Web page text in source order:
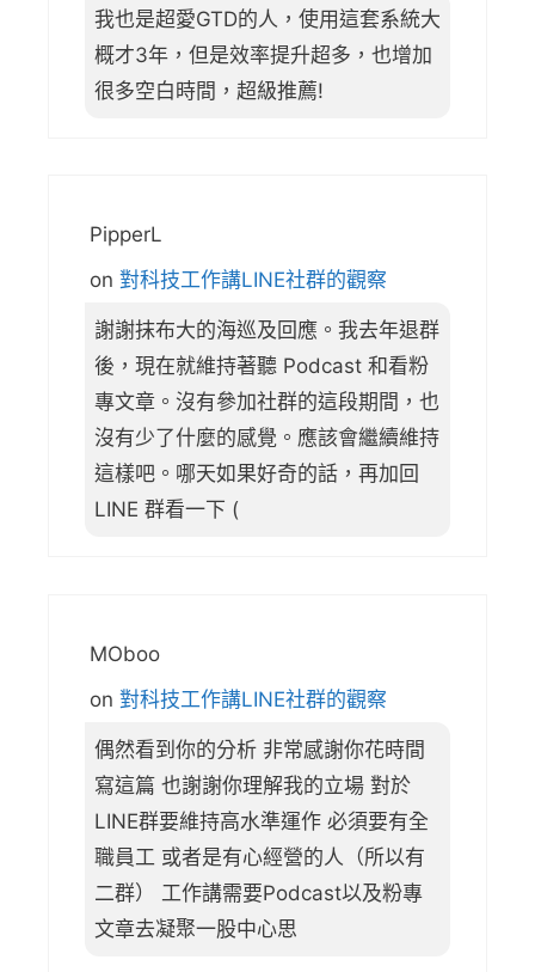
我也是超愛GTD的人，使用這套系統大
概才3年，但是效率提升超多，也增加
很多空白時間，超級推薦!
PipperL
on 對科技工作講LINE社群的觀察
謝謝抹布大的海巡及回應。我去年退群
後，現在就維持著聽 Podcast 和看粉
專文章。沒有參加社群的這段期間，也
沒有少了什麼的感覺。應該會繼續維持
這樣吧。哪天如果好奇的話，再加回
LINE 群看一下 (
MOboo
on 對科技工作講LINE社群的觀察
偶然看到你的分析 非常感謝你花時間
寫這篇 也謝謝你理解我的立場 對於
LINE群要維持高水準運作 必須要有全
職員工 或者是有心經營的人（所以有
二群） 工作講需要Podcast以及粉專
文章去凝聚一股中心思